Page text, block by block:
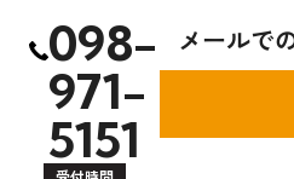
098-
971-
5151
メールで